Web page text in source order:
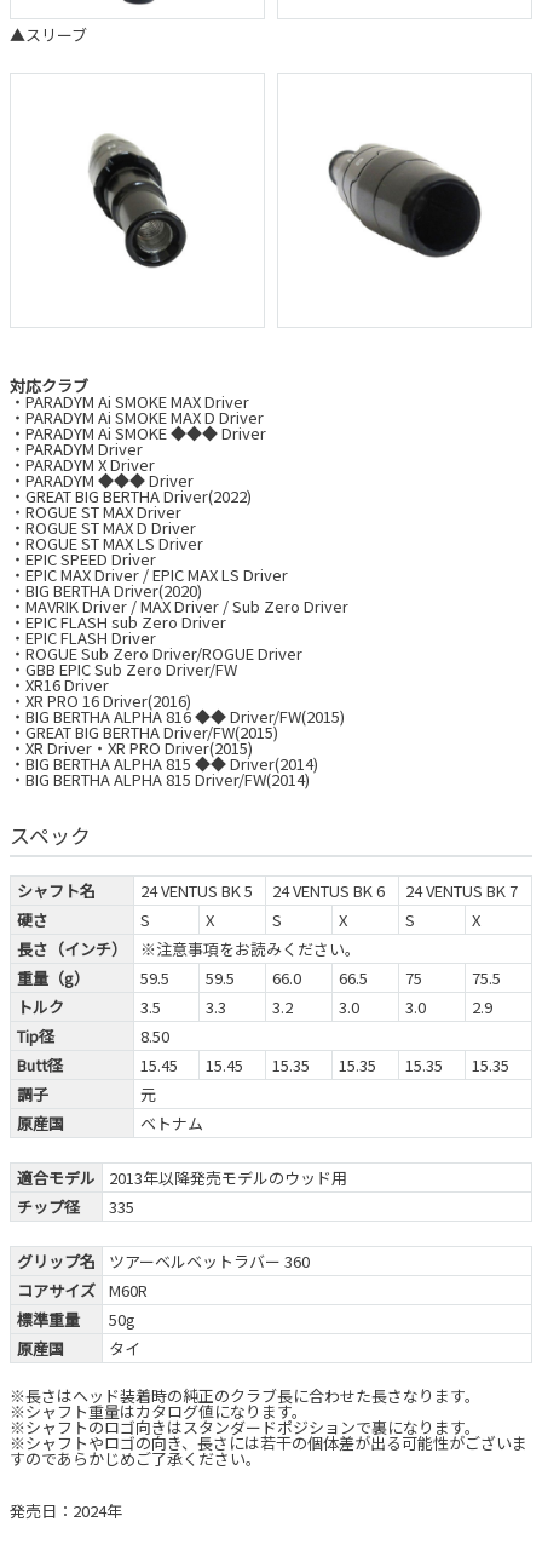
▲スリーブ
対応クラブ
・PARADYM Ai SMOKE MAX Driver
・PARADYM Ai SMOKE MAX D Driver
・PARADYM Ai SMOKE ◆◆◆ Driver
・PARADYM Driver
・PARADYM X Driver
・PARADYM ◆◆◆ Driver
・GREAT BIG BERTHA Driver(2022)
・ROGUE ST MAX Driver
・ROGUE ST MAX D Driver
・ROGUE ST MAX LS Driver
・EPIC SPEED Driver
・EPIC MAX Driver / EPIC MAX LS Driver
・BIG BERTHA Driver(2020)
・MAVRIK Driver / MAX Driver / Sub Zero Driver
・EPIC FLASH sub Zero Driver
・EPIC FLASH Driver
・ROGUE Sub Zero Driver/ROGUE Driver
・GBB EPIC Sub Zero Driver/FW
・XR16 Driver
・XR PRO 16 Driver(2016)
・BIG BERTHA ALPHA 816 ◆◆ Driver/FW(2015)
・GREAT BIG BERTHA Driver/FW(2015)
・XR Driver・XR PRO Driver(2015)
・BIG BERTHA ALPHA 815 ◆◆ Driver(2014)
・BIG BERTHA ALPHA 815 Driver/FW(2014)
スペック
シャフト名 24 VENTUS BK 5 24 VENTUS BK 6
24 VENTUS BK 7
硬さ
S X S X S
X
長さ（インチ）
※注意事項をお読みください。
重量（g）
59.5 59.5 66.0 66.5 75
75.5
トルク
3.5 3.3 3.2 3.0 3.0
2.9
Tip径
8.50
Butt径
15.45 15.45 15.35 15.35 15.35
15.35
調子
元
原産国
ベトナム
適合モデル
2013年以降発売モデルのウッド用
チップ径
335
グリップ名
ツアーベルベットラバー 360
コアサイズ M60R
標準重量
50g
原産国
タイ
※長さはヘッド装着時の純正のクラブ長に合わせた長さなります。
※シャフト重量はカタログ値になります。
※シャフトのロゴ向きはスタンダードポジションで裏になります。
※シャフトやロゴの向き、長さには若干の個体差が出る可能性がございま
すのであらかじめご了承ください。
発売日：2024年